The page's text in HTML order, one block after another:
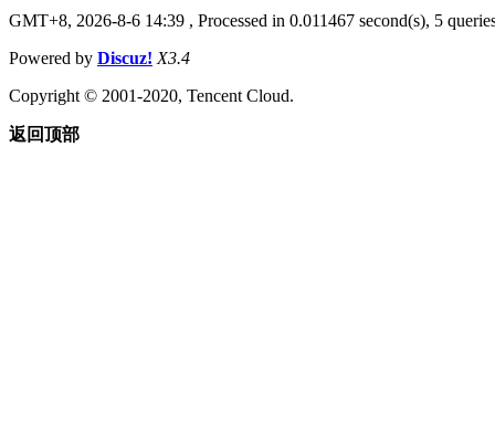
GMT+8, 2026-8-6 14:39 , Processed in 0.011467 second(s), 5
Powered by Discuz! X3.4
Copyright © 2001-2020, Tencent Cloud.
返回顶部